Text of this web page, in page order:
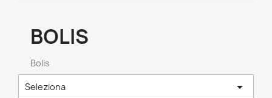
BOLIS
Bolis
Seleziona 